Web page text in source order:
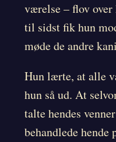
værelse – flov over
til sidst fik hun
møde de andre
Hun lærte, at alle
hun så ud. At
talte hendes
behandlede hende